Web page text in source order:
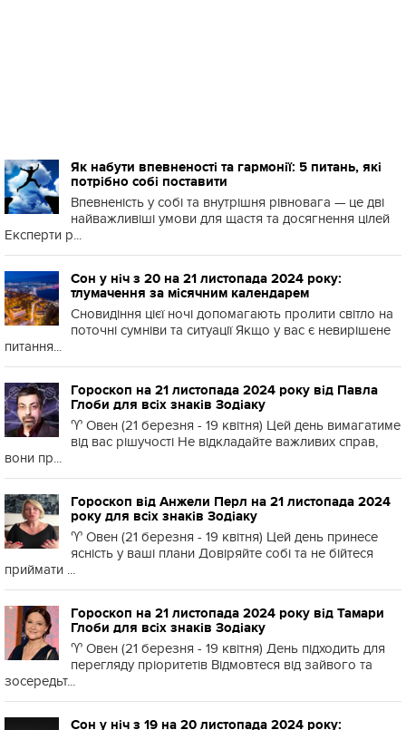
Як набути впевненості та гармонії: 5 питань, які
потрібно собі поставити
Впевненість у собі та внутрішня рівновага — це дві
найважливіші умови для щастя та досягнення цілей
Експерти р...
Сон у ніч з 20 на 21 листопада 2024 року:
тлумачення за місячним календарем
Сновидіння цієї ночі допомагають пролити світло на
поточні сумніви та ситуації Якщо у вас є невирішене
питання...
Гороскоп на 21 листопада 2024 року від Павла
Глоби для всіх знаків Зодіаку
♈️ Овен (21 березня - 19 квітня) Цей день вимагатиме
від вас рішучості Не відкладайте важливих справ,
вони пр...
Гороскоп від Анжели Перл на 21 листопада 2024
року для всіх знаків Зодіаку
♈️ Овен (21 березня - 19 квітня) Цей день принесе
ясність у ваші плани Довіряйте собі та не бійтеся
приймати ...
Гороскоп на 21 листопада 2024 року від Тамари
Глоби для всіх знаків Зодіаку
♈️ Овен (21 березня - 19 квітня) День підходить для
перегляду пріоритетів Відмовтеся від зайвого та
зосередьт...
Сон у ніч з 19 на 20 листопада 2024 року: